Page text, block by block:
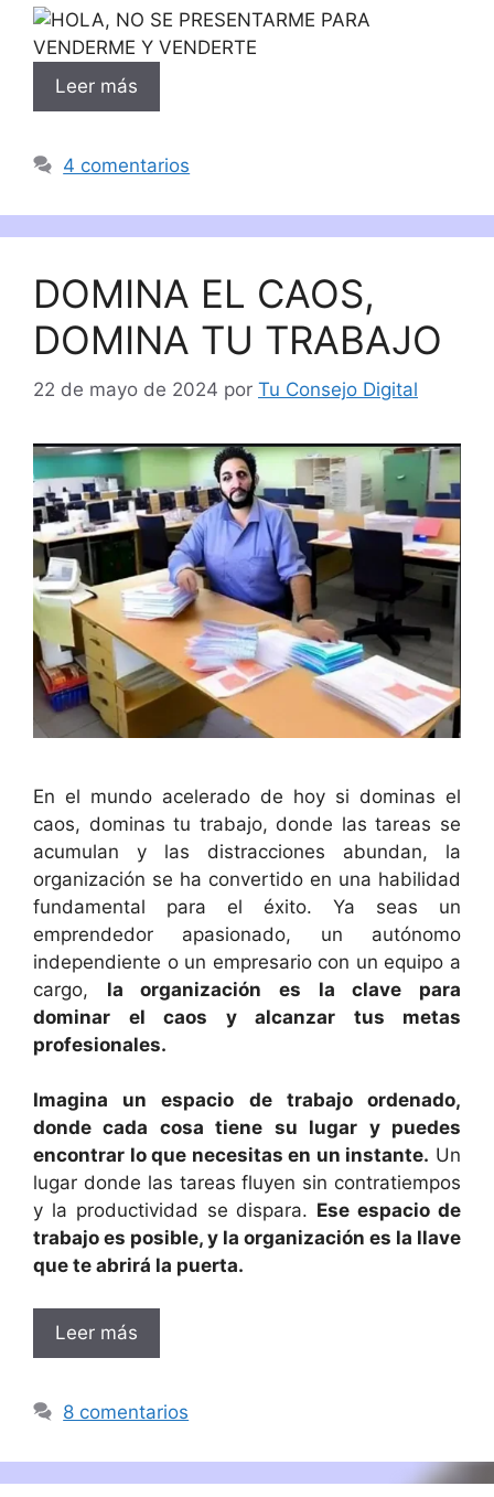
Leer más
4 comentarios
DOMINA EL CAOS,
DOMINA TU TRABAJO
22 de mayo de 2024 por Tu Consejo Digital
En el mundo acelerado de hoy si dominas el
caos, dominas tu trabajo, donde las tareas se
acumulan y las distracciones abundan, la
organización se ha convertido en una habilidad
fundamental para el éxito. Ya seas un
emprendedor apasionado, un autónomo
independiente o un empresario con un equipo a
cargo, la organización es la clave para
dominar el caos y alcanzar tus metas
profesionales.
Imagina un espacio de trabajo ordenado,
donde cada cosa tiene su lugar y puedes
encontrar lo que necesitas en un instante. Un
lugar donde las tareas fluyen sin contratiempos
y la productividad se dispara. Ese espacio de
trabajo es posible, y la organización es la llave
que te abrirá la puerta.
Leer más
8 comentarios